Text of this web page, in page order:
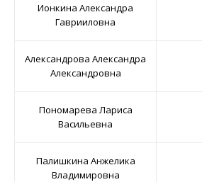
Ионкина Александра
Гаврииловна
Александрова Александра
Александровна
Пономарева Лариса
Васильевна
Палишкина Анжелика
Владимировна